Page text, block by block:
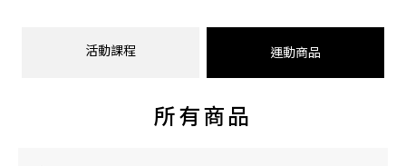
活動課程 運動商品
所有商品